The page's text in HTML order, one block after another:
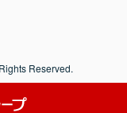
Reserved.